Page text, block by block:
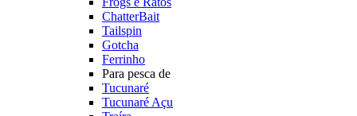
ChatterBait
Tailspin
Gotcha
Ferrinho
Para pesca de
Tucunaré
Tucunaré Açu